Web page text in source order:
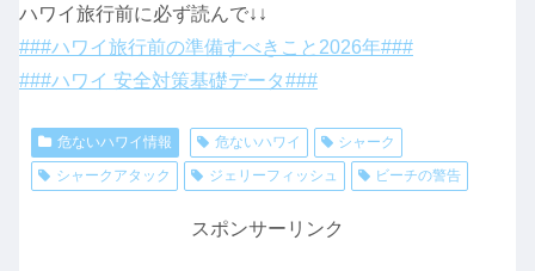
ハワイ旅行前に必ず読んで↓↓
###ハワイ旅行前の準備すべきこと2026年###
###ハワイ 安全対策基礎データ###
危ないハワイ情報 危ないハワイ
シャーク
シャークアタック
ジェリーフィッシュ ビーチの警告
スポンサーリンク